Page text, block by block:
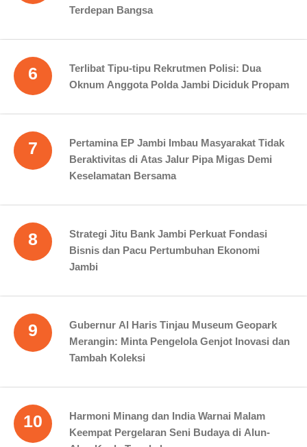
Terdepan Bangsa
6
Terlibat Tipu-tipu Rekrutmen Polisi: Dua
Oknum Anggota Polda Jambi Diciduk Propam
7
Pertamina EP Jambi Imbau Masyarakat Tidak
Beraktivitas di Atas Jalur Pipa Migas Demi
Keselamatan Bersama
8
Strategi Jitu Bank Jambi Perkuat Fondasi
Bisnis dan Pacu Pertumbuhan Ekonomi
Jambi
9
Gubernur Al Haris Tinjau Museum Geopark
Merangin: Minta Pengelola Genjot Inovasi dan
Tambah Koleksi
10
Harmoni Minang dan India Warnai Malam
Keempat Pergelaran Seni Budaya di Alun-